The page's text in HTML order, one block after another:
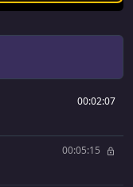
00:02:07
00:05:15